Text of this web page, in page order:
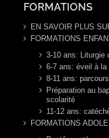
FORMATIONS
EN SAVOIR PLUS
FORMATIONS
3-10 ans: Liturgie
6-7 ans: éveil à la
8-11 ans:
Préparation au
scolarité
11-12 ans:
FORMATIONS